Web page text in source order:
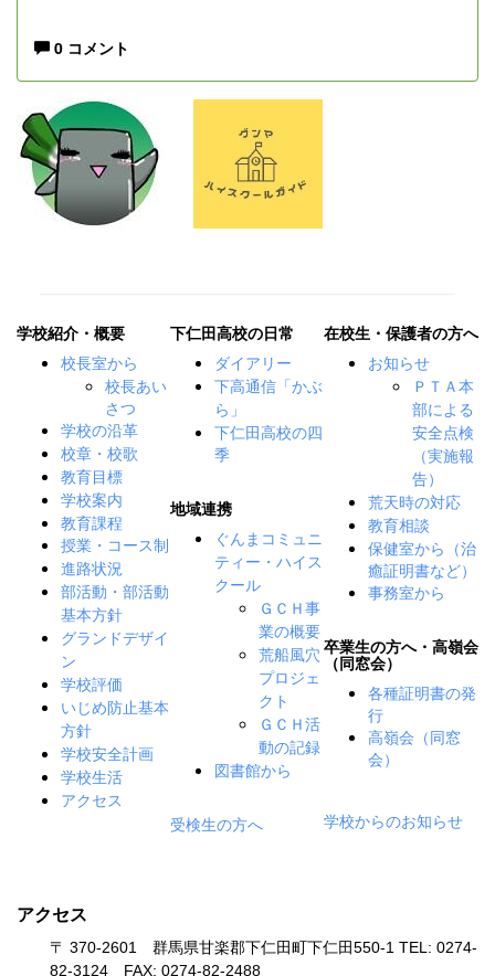
0 コメント
学校紹介・概要
校長室から
校長あい
さつ
学校の沿革
校章・校歌
教育目標
学校案内
教育課程
授業・コース制
進路状況
部活動・部活動
基本方針
グランドデザイ
ン
学校評価
いじめ防止基本
方針
学校安全計画
学校生活
アクセス
下仁田高校の日常
ダイアリー
下高通信「かぶ
ら」
下仁田高校の四
季
地域連携
ぐんまコミュニ
ティー・ハイス
クール
ＧＣＨ事
業の概要
荒船風穴
プロジェ
クト
ＧＣＨ活
動の記録
図書館から
受検生の方へ
在校生・保護者の方へ
お知らせ
ＰＴＡ本
部による
安全点検
（実施報
告）
荒天時の対応
教育相談
保健室から（治
癒証明書など）
事務室から
卒業生の方へ・高嶺会
（同窓会）
各種証明書の発
行
高嶺会（同窓
会）
学校からのお知らせ
アクセス
〒 370-2601 群馬県甘楽郡下仁田町下仁田550-1 TEL: 0274-
82-3124 FAX: 0274-82-2488